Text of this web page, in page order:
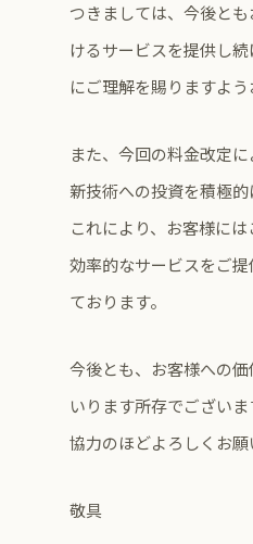
つきましては、今後と
けるサービスを提供し
にご理解を賜りますよう
また、今回の料金改定
新技術への投資を積極的
これにより、お客様に
効率的なサービスをご
ております。
今後とも、お客様への
いります所存でござい
協力のほどよろしくお願
敬具